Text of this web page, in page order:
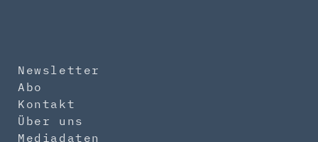
Newsletter
Abo
Kontakt
Über uns
Mediadaten